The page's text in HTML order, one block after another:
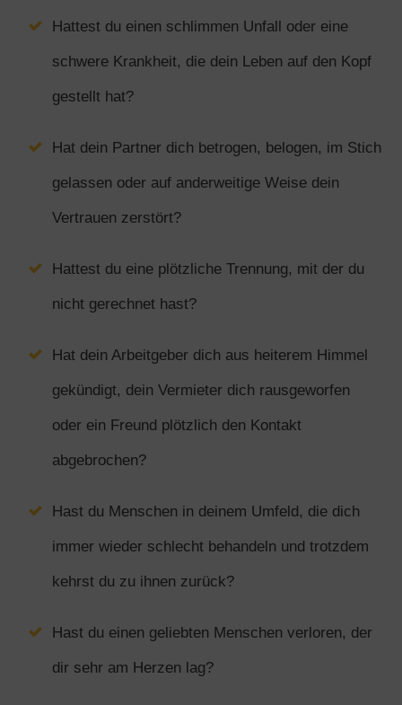
Hattest du einen schlimmen Unfall oder eine
schwere Krankheit, die dein Leben auf den Kopf
gestellt hat?
Hat dein Partner dich betrogen, belogen, im Stich
gelassen oder auf anderweitige Weise dein
Vertrauen zerstört?
Hattest du eine plötzliche Trennung, mit der du
nicht gerechnet hast?
Hat dein Arbeitgeber dich aus heiterem Himmel
gekündigt, dein Vermieter dich rausgeworfen
oder ein Freund plötzlich den Kontakt
abgebrochen?
Hast du Menschen in deinem Umfeld, die dich
immer wieder schlecht behandeln und trotzdem
kehrst du zu ihnen zurück?
Hast du einen geliebten Menschen verloren, der
dir sehr am Herzen lag?